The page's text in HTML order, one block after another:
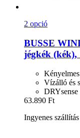
2 opció
BUSSE
jégkék (kék),
Vízálló és
DRYsense
63.890 Ft
Ingyenes